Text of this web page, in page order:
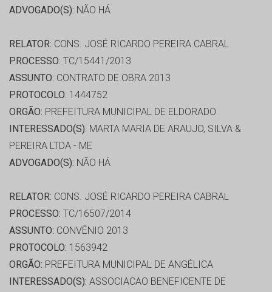
ADVOGADO(S): NÃO HÁ
RELATOR: CONS. JOSÉ RICARDO PEREIRA CABRAL
PROCESSO: TC/15441/2013
ASSUNTO: CONTRATO DE OBRA 2013
PROTOCOLO: 1444752
ORGÃO: PREFEITURA MUNICIPAL DE ELDORADO
INTERESSADO(S): MARTA MARIA DE ARAUJO, SILVA &
PEREIRA LTDA - ME
ADVOGADO(S): NÃO HÁ
RELATOR: CONS. JOSÉ RICARDO PEREIRA CABRAL
PROCESSO: TC/16507/2014
ASSUNTO: CONVÊNIO 2013
PROTOCOLO: 1563942
ORGÃO: PREFEITURA MUNICIPAL DE ANGÉLICA
INTERESSADO(S): ASSOCIACAO BENEFICENTE DE